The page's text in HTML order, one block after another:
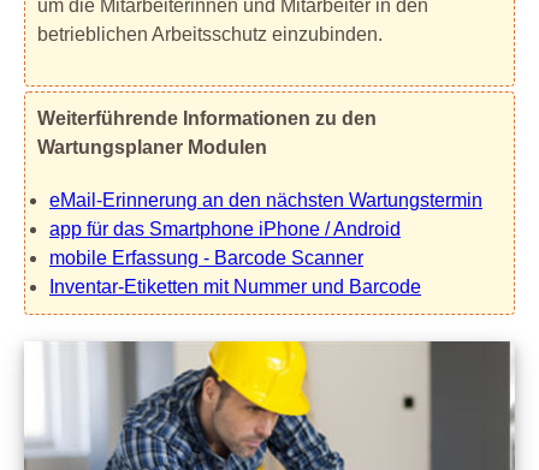
um die Mitarbeiterinnen und Mitarbeiter in den
betrieblichen Arbeitsschutz einzubinden.
Weiterführende Informationen zu den
Wartungsplaner Modulen
eMail-Erinnerung an den nächsten Wartungstermin
app für das Smartphone iPhone / Android
mobile Erfassung - Barcode Scanner
Inventar-Etiketten mit Nummer und Barcode